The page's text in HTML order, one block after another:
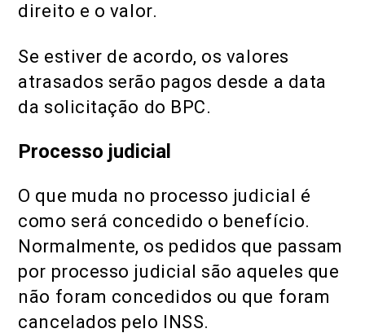
direito e o valor.
Se estiver de acordo, os valores
atrasados serão pagos desde a data
da solicitação do BPC.
Processo judicial
O que muda no processo judicial é
como será concedido o benefício.
Normalmente, os pedidos que passam
por processo judicial são aqueles que
não foram concedidos ou que foram
cancelados pelo INSS.